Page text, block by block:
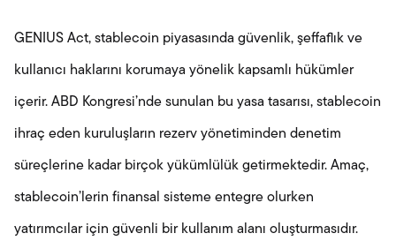
GENIUS Act, stablecoin piyasasında güvenlik, şeffaflık ve
kullanıcı haklarını korumaya yönelik kapsamlı hükümler
içerir. ABD Kongresi’nde sunulan bu yasa tasarısı, stablecoin
ihraç eden kuruluşların rezerv yönetiminden denetim
süreçlerine kadar birçok yükümlülük getirmektedir. Amaç,
stablecoin’lerin finansal sisteme entegre olurken
yatırımcılar için güvenli bir kullanım alanı oluşturmasıdır.